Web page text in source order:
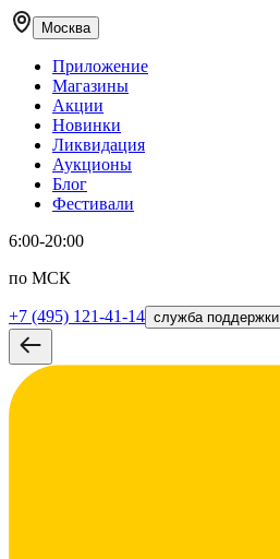
Москва
Приложение
Магазины
Акции
Новинки
Ликвидация
Аукционы
Блог
Фестивали
6:00-20:00
по МСК
+7 (495) 121-41-14 служба поддержки